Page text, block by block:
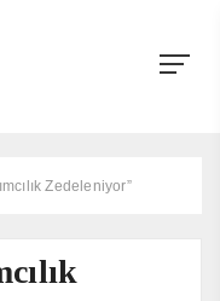
Zedeleniyor”